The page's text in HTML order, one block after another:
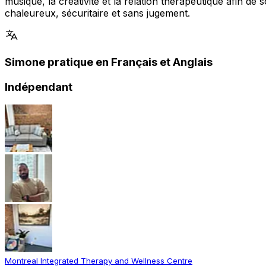
chaleureux, sécuritaire et sans jugement.
Simone pratique en Français et Anglais
Indépendant
Montreal Integrated Therapy and Wellness Centre